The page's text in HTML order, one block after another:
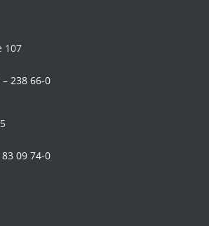
107
238 66-0
09 74-0